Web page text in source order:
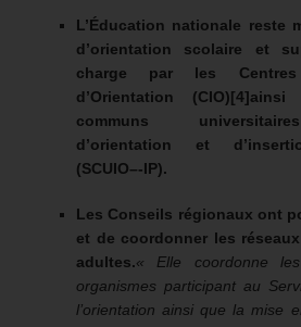
L’Éducation nationale reste
d’orientation scolaire et
charge par les Centres
d’Orientation (CIO)[4]ainsi
communs
d’orientation et
(SCUIO–‐IP).
Les Conseils régionaux ont
et de coordonner les
adultes.« Elle coordonne
organismes participant au
l’orientation ainsi que la mise